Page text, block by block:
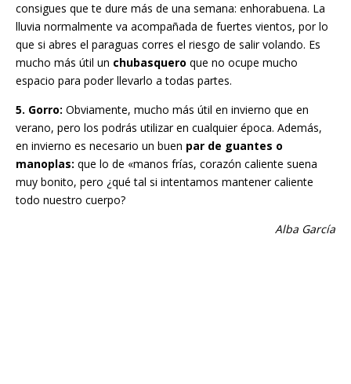
consigues que te dure más de una semana: enhorabuena. La
lluvia normalmente va acompañada de fuertes vientos, por lo
que si abres el paraguas corres el riesgo de salir volando. Es
mucho más útil un chubasquero que no ocupe mucho
espacio para poder llevarlo a todas partes.
5. Gorro: Obviamente, mucho más útil en invierno que en
verano, pero los podrás utilizar en cualquier época. Además,
en invierno es necesario un buen par de guantes o
manoplas: que lo de «manos frías, corazón caliente suena
muy bonito, pero ¿qué tal si intentamos mantener caliente
todo nuestro cuerpo?
Alba García